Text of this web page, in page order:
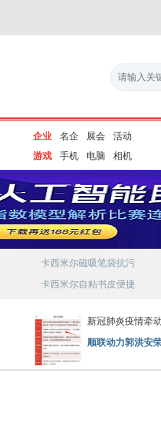
企业 名企 展会
活动
游戏
手机 电脑 相机
卡西米尔磁吸笔袋抗污
卡西米尔自粘书皮便捷
新冠肺炎疫情牵
顺联动力郭洪安